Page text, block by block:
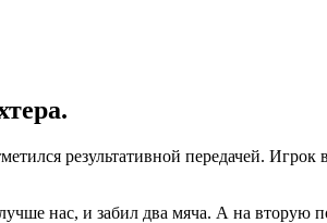
результативной передачей. Игрок
нас, и забил два мяча. А на вторую